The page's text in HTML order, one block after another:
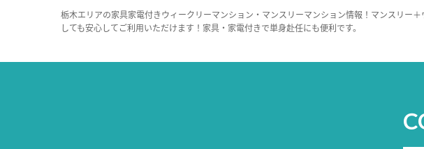
栃木エリアの家具家電付きウィークリーマンション・マンスリーマンション情報！マンスリー
しても安心してご利用いただけます！家具・家電付きで単身赴任にも便利です。